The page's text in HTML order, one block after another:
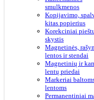
smulkmenos
Kopijavimo,
kitas popierius
Korekciniai
skystis
Magnetinės,
lentos ir stendai
Magnetinių ir
lentų priedai
Markeriai
lentoms
Permanentiniai